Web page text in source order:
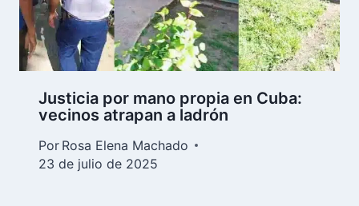
Justicia por mano propia en Cuba:
vecinos atrapan a ladrón
Por Rosa Elena Machado
23 de julio de 2025